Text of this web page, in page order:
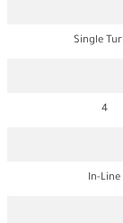
Single
4
In-Line